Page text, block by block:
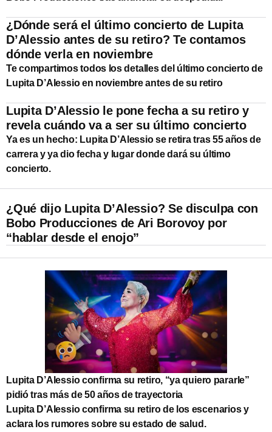
¿Dónde será el último concierto de Lupita
D’Alessio antes de su retiro? Te contamos
dónde verla en noviembre
Te compartimos todos los detalles del último concierto de
Lupita D’Alessio en noviembre antes de su retiro
Lupita D’Alessio le pone fecha a su retiro y
revela cuándo va a ser su último concierto
Ya es un hecho: Lupita D’Alessio se retira tras 55 años de
carrera y ya dio fecha y lugar donde dará su último
concierto.
¿Qué dijo Lupita D’Alessio? Se disculpa con
Bobo Producciones de Ari Borovoy por
“hablar desde el enojo”
Lupita D’Alessio confirma su retiro, “ya quiero pararle”
pidió tras más de 50 años de trayectoria
Lupita D’Alessio confirma su retiro de los escenarios y
aclara los rumores sobre su estado de salud.